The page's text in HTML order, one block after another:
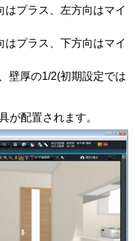
プラス、左方向はマイ
プラス、下方向はマイ
壁厚の1/2(初期設定では
が配置されます。